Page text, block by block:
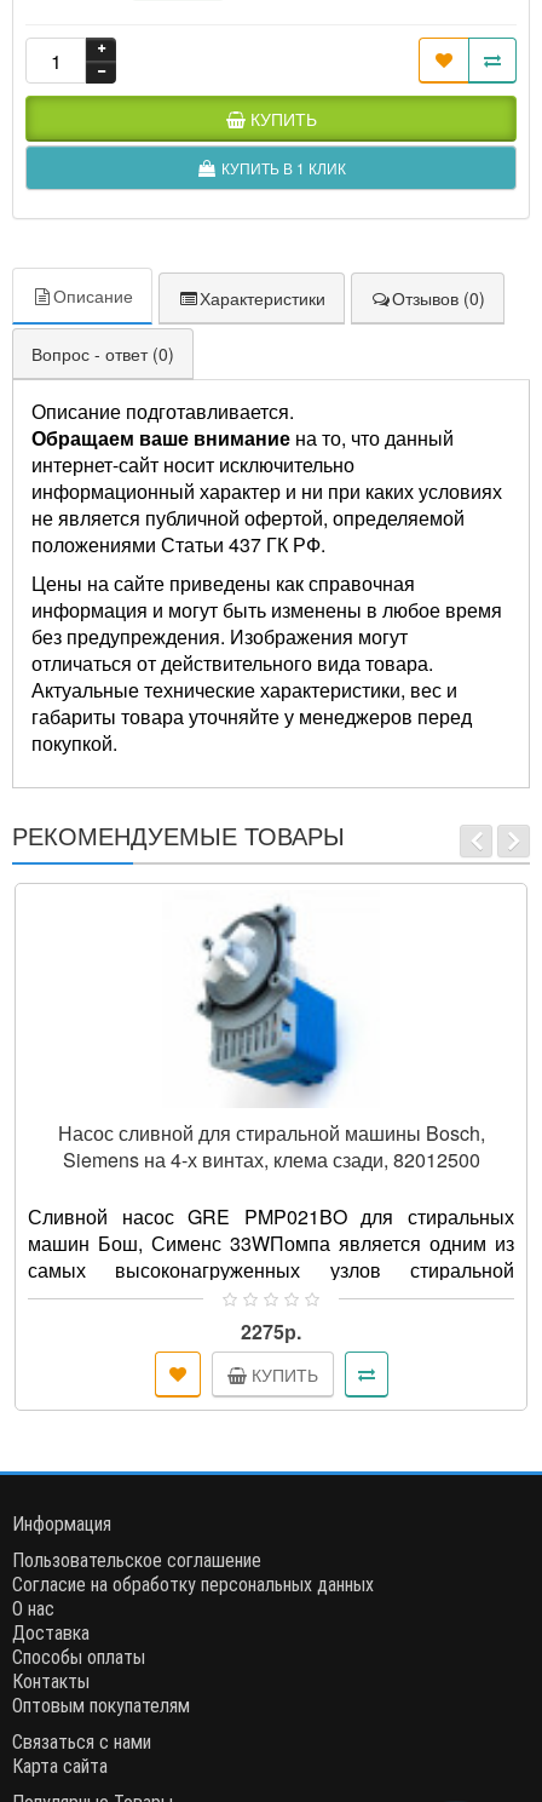
КУПИТЬ
КУПИТЬ В 1 КЛИК
Описание Характеристики Отзывов (0)
Вопрос - ответ (0)
Описание подготавливается.
Обращаем ваше внимание на то, что данный
интернет-сайт носит исключительно
информационный характер и ни при каких условиях
не является публичной офертой, определяемой
положениями Статьи 437 ГК РФ.
Цены на сайте приведены как справочная
информация и могут быть изменены в любое время
без предупреждения. Изображения могут
отличаться от действительного вида товара.
Актуальные технические характеристики, вес и
габариты товара уточняйте у менеджеров перед
покупкой.
РЕКОМЕНДУЕМЫЕ ТОВАРЫ
Насос сливной для стиральной машины Bosch,
Siemens на 4-х винтах, клема сзади, 82012500
Сливной насос GRE PMP021BO для стиральных
машин Бош, Сименс 33WПомпа является одним из
самых высоконагруженных узлов стиральной
машины, соответственно деталь ко..
2275р.
КУПИТЬ
Информация
Пользовательское соглашение
Согласие на обработку персональных данных
О нас
Доставка
Способы оплаты
Контакты
Оптовым покупателям
Связаться с нами
Карта сайта